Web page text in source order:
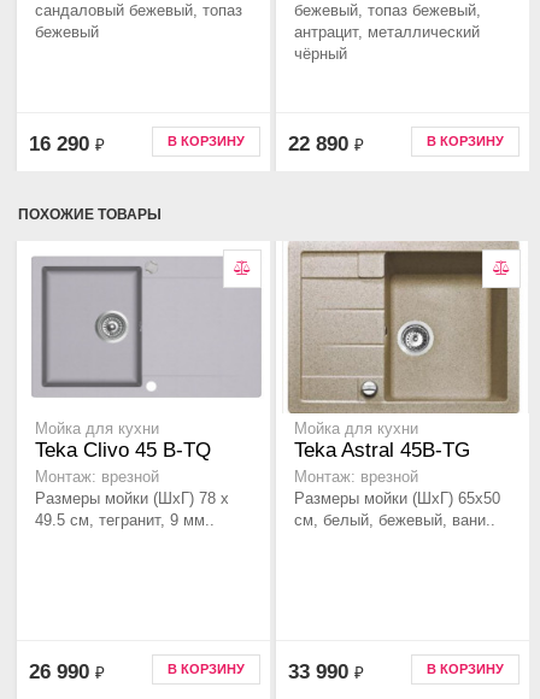
сандаловый бежевый, топаз
бежевый
16 290 ₽ В КОРЗИНУ
бежевый, топаз бежевый,
антрацит, металлический
чёрный
22 890 ₽ В КОРЗИНУ
ПОХОЖИЕ ТОВАРЫ
Мойка для кухни
Teka Clivo 45 B-TQ
Монтаж: врезной
Размеры мойки (ШхГ) 78 х
49.5 см, тегранит, 9 мм..
26 990 ₽ В КОРЗИНУ
Мойка для кухни
Teka Astral 45B-TG
Монтаж: врезной
Размеры мойки (ШхГ) 65х50
см, белый, бежевый, вани..
33 990 ₽ В КОРЗИНУ